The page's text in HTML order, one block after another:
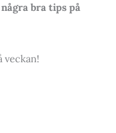
bra tips på
veckan!